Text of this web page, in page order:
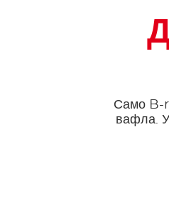
Само B-
вафла.